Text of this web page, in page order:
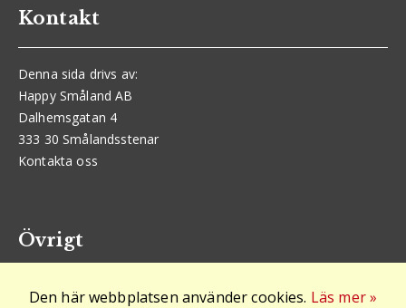
Kontakt
Denna sida drivs av:
Happy Småland AB
Dalhemsgatan 4
333 30 Smålandsstenar
Kontakta oss
Övrigt
Logga in
Den här webbplatsen använder cookies. Läs mer »